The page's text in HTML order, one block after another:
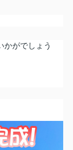
がでしょう